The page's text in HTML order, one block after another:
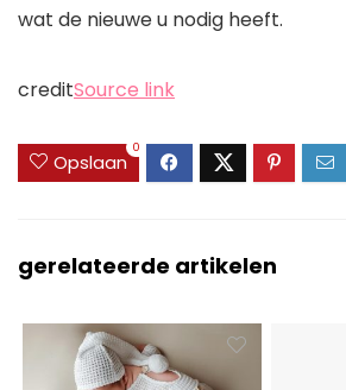
wat de nieuwe u nodig heeft.
creditSource link
Opslaan
0
gerelateerde artikelen